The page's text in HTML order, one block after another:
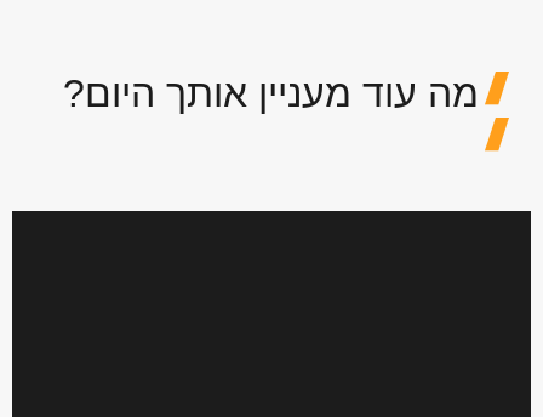
מה עוד מעניין אותך היום?